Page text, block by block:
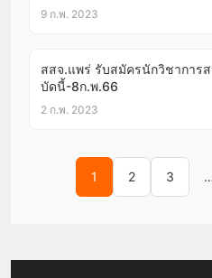
9 ก.พ. 2023
สสจ.แพร่ รับสมัครนักวิชากา
บัดนี้-8ก.พ.66
2 ก.พ. 2023
Posts pagination
1 2 3